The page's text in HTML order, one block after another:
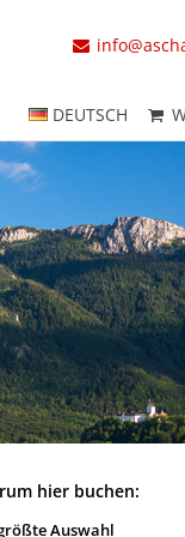
DEUTSCH
hier buchen:
Auswahl